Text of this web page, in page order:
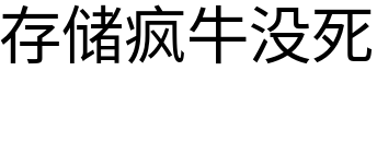
存储疯牛没